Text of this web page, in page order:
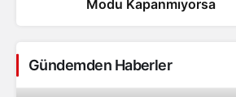
Sistem Modu
Modu Kapanmıyorsa
Gündemden Haberler